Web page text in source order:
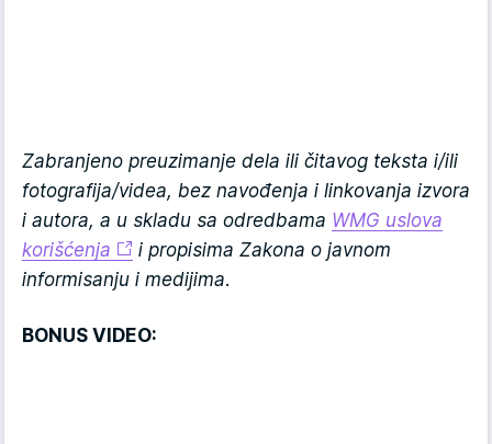
Zabranjeno preuzimanje dela ili čitavog teksta i/ili
fotografija/videa, bez navođenja i linkovanja izvora
i autora, a u skladu sa odredbama WMG uslova
korišćenja
i propisima Zakona o javnom
informisanju i medijima.
BONUS VIDEO: